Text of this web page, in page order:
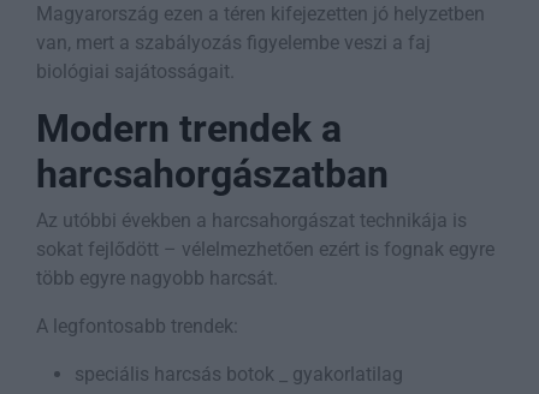
Magyarország ezen a téren kifejezetten jó helyzetben
van, mert a szabályozás figyelembe veszi a faj
biológiai sajátosságait.
Modern trendek a
harcsahorgászatban
Az utóbbi években a harcsahorgászat technikája is
sokat fejlődött – vélelmezhetően ezért is fognak egyre
több egyre nagyobb harcsát.
A legfontosabb trendek:
speciális harcsás botok _ gyakorlatilag